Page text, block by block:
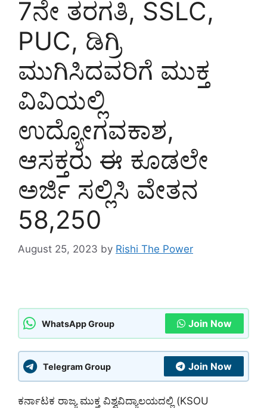
7ನೇ ತರಗತಿ, SSLC,
PUC, ಡಿಗ್ರಿ
ಮುಗಿಸಿದವರಿಗೆ ಮುಕ್ತ
ವಿವಿಯಲ್ಲಿ
ಉದ್ಯೋಗವಕಾಶ,
ಆಸಕ್ತರು ಈ ಕೂಡಲೇ
ಅರ್ಜಿ ಸಲ್ಲಿಸಿ ವೇತನ
58,250
August 25, 2023 by Rishi The Power
WhatsApp Group Join Now
Telegram Group Join Now
ಕರ್ನಾಟಕ ರಾಜ್ಯ ಮುಕ್ತ ವಿಶ್ವವಿದ್ಯಾಲಯದಲ್ಲಿ (KSOU